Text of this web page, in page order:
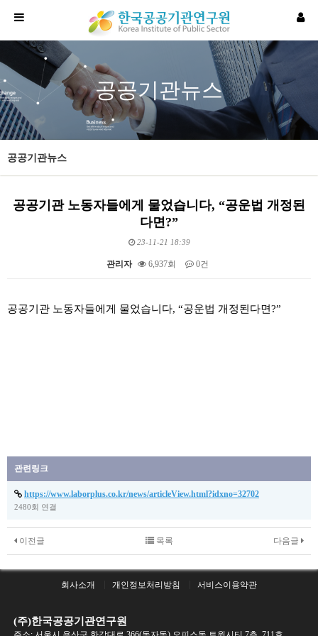
공공기관뉴스
공공기관뉴스
공공기관 노동자들에게 물었습니다, “공운법 개정된
다면?”
23-11-21 18:39
관리자 6,937회 0건
공공기관 노동자들에게 물었습니다, “공운법 개정된다면?”
관련링크
https://www.laborplus.co.kr/news/articleView.html?idxno=32702
2480회 연결
이전글 다음글
목록
회사소개 개인정보처리방침 서비스이용약관
(주)한국공공기관연구원